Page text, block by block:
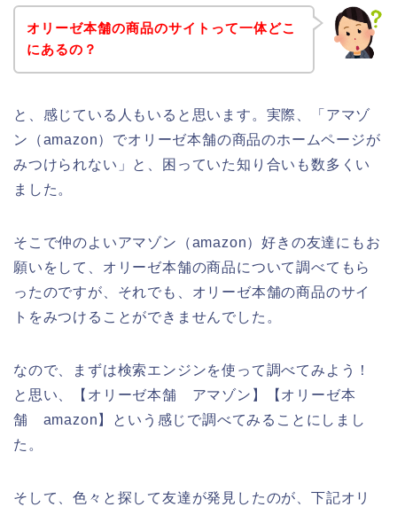
オリーゼ本舗の商品のサイトって一体どこ
にあるの？
と、感じている人もいると思います。実際、「アマゾ
ン（amazon）でオリーゼ本舗の商品のホームページが
みつけられない」と、困っていた知り合いも数多くい
ました。
そこで仲のよいアマゾン（amazon）好きの友達にもお
願いをして、オリーゼ本舗の商品について調べてもら
ったのですが、それでも、オリーゼ本舗の商品のサイ
トをみつけることができませんでした。
なので、まずは検索エンジンを使って調べてみよう！
と思い、【オリーゼ本舗 アマゾン】【オリーゼ本
舗 amazon】という感じで調べてみることにしまし
た。
そして、色々と探して友達が発見したのが、下記オリ